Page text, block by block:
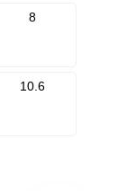
8
10.6